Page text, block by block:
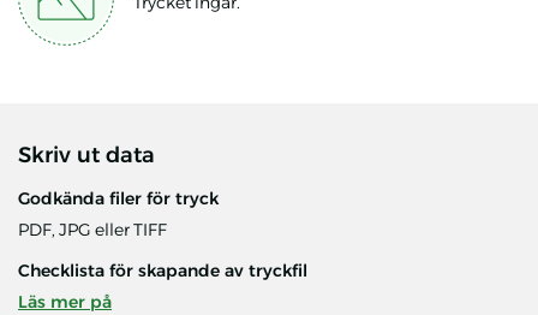
Skriv ut data
Godkända filer för tryck
PDF, JPG eller TIFF
Checklista för skapande av tryckfil
Läs mer på